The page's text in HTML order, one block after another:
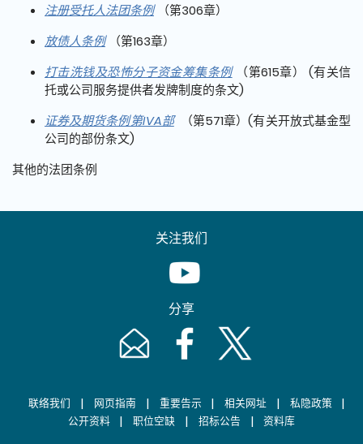
注册受托人法团条例（第306章）
放债人条例（第163章）
打击洗钱及恐怖分子资金筹集条例
（第615章） (有关信
托或公司服务提供者发牌制度的条文)
证券及期货条例第IVA部（第571章）(有关开放式基金型
公司的部份条文)
其他的法团条例
关注我们
Youtube [This link will pop up in
分享
Email [This link will pop up in a new
Facebook [This link will pop up
Twitter [This link will
联络我们 | 网页指南 | 重要告示 | 相关网址 | 私隐政策 |
公开资料 | 职位空缺 | 招标公告 | 资料库